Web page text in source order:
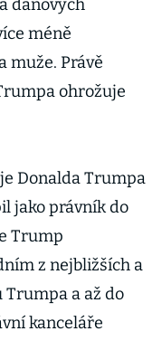
daňových
méně
muže. Právě
ohrožuje
Donalda Trumpa
jako právník do
Trump
z nejbližších a
a až do
kanceláře